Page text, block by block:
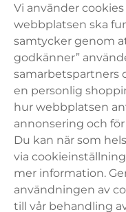
Behöver du
Mån-Tor 8.00-17.00 |
Vi använder
webbplatsen ska
samtycker genom
godkänner”
samarbetspartners
en personlig
hur webbplatsen
annonsering och
Du kan när som
via
mer information.
användningen av
till vår behandling